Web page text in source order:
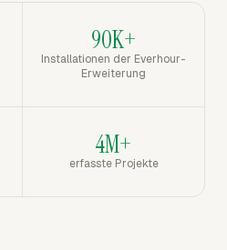
90K+
Installationen der Everhour-
Erweiterung
4M+
erfasste Projekte